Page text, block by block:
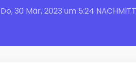
30 Mär, 2023 um 5:24